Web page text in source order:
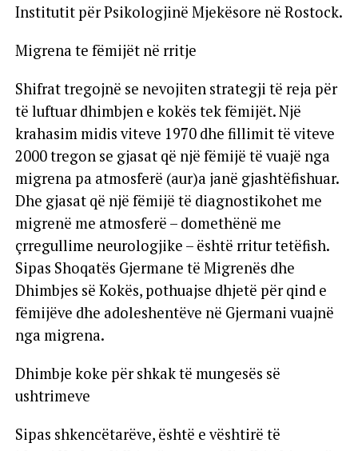
Institutit për Psikologjinë Mjekësore në Rostock.
Migrena te fëmijët në rritje
Shifrat tregojnë se nevojiten strategji të reja për
të luftuar dhimbjen e kokës tek fëmijët. Një
krahasim midis viteve 1970 dhe fillimit të viteve
2000 tregon se gjasat që një fëmijë të vuajë nga
migrena pa atmosferë (aur)a janë gjashtëfishuar.
Dhe gjasat që një fëmijë të diagnostikohet me
migrenë me atmosferë – domethënë me
çrregullime neurologjike – është rritur tetëfish.
Sipas Shoqatës Gjermane të Migrenës dhe
Dhimbjes së Kokës, pothuajse dhjetë për qind e
fëmijëve dhe adoleshentëve në Gjermani vuajnë
nga migrena.
Dhimbje koke për shkak të mungesës së
ushtrimeve
Sipas shkencëtarëve, është e vështirë të